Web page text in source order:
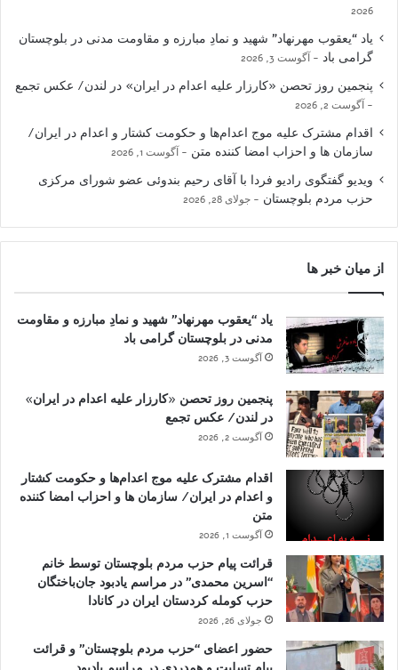
2026
یاد “یعقوب مهرنهاد” شهید و نمادِ مبارزه و مقاومت مدنی در بلوچستان
گرامی باد
آگوست 3, 2026
پنجمین روز تحصن «کارزار علیه اعدام در ایران» در لندن/ عکس تجمع
آگوست 2, 2026
اقدام مشترک علیه موج اعدام‌ها و حکومت کشتار و اعدام در ایران/
سازمان ها و احزاب امضا کننده متن
آگوست 1, 2026
ویدیو گفتگوی رادیو فردا با آقای رحیم بندوئی عضو شورای مرکزی
حزب مردم بلوچستان
جولای 28, 2026
از میان خبر ها
یاد “یعقوب مهرنهاد” شهید و نمادِ مبارزه و مقاومت
مدنی در بلوچستان گرامی باد
آگوست 3, 2026
پنجمین روز تحصن «کارزار علیه اعدام در ایران»
در لندن/ عکس تجمع
آگوست 2, 2026
اقدام مشترک علیه موج اعدام‌ها و حکومت کشتار
و اعدام در ایران/ سازمان ها و احزاب امضا کننده
متن
آگوست 1, 2026
قرائت پیام حزب مردم بلوچستان توسط خانم
“اسرین محمدی” در مراسم یادبود جان‌باختگان
حزب کومله کردستان ایران در کانادا
جولای 26, 2026
حضور اعضای “حزب مردم بلوچستان” و قرائت